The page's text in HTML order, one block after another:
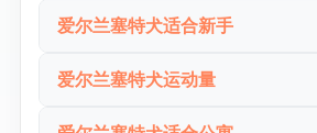
所以页面不能只守着一个名字写，
犬、爱尔兰雪达犬、Irish Setter这
有没有把它的高活动量和家庭适配难
找的不是普通陪伴犬，而是一只精
所以这部分内容最该强调的，不是
到底适不适合家庭生活、运动需求
“爱尔兰塞特犬好养吗”是非常典型
多人先被那身红毛和友好气质吸引
问自己，能不能接受这不是一只只
爱尔兰塞特犬适合新手
搜索“爱尔兰塞特犬适合新手”的人
亲人和好养不是一回事。爱尔兰塞
是凶，而是很多人低估了它的体力
爱尔兰塞特犬运动量
搜“爱尔兰塞特犬运动量”的用户，